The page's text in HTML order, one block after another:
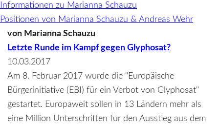
Informationen zu Marianna Schauzu
Positionen von Marianna Schauzu & Andreas Wehr
von Marianna Schauzu
Letzte Runde im Kampf gegen Glyphosat?
10.03.2017
Am 8. Februar 2017 wurde die "Europäische
Bürgerinitiative (EBI) für ein Verbot von Glyphosat"
gestartet. Europaweit sollen in 13 Ländern mehr als
eine Million Unterschriften für den Ausstieg aus dem